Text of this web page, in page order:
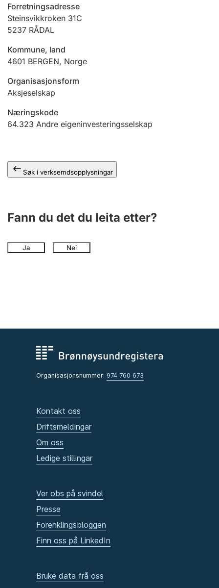
Jeger
Ektepaktrettleiaren
Andre tema
Forretningsadresse
Steinsvikkroken 31C
5237 RÅDAL
Kommune, land
4601 BERGEN, Norge
Organisasjonsform
Aksjeselskap
Næringskode
64.323 Andre eigeninvesteringsselskap
Søk i verksemdsopplysningar
Fann du det du leita etter?
Ja Nei
Organisasjonsnummer: 974 760 673
Kontakt oss
Driftsmeldingar
Om oss
Ledige stillingar
Ver obs på svindel
Presse
Forenklingsbloggen
Finn oss på LinkedIn
Bruke data frå oss